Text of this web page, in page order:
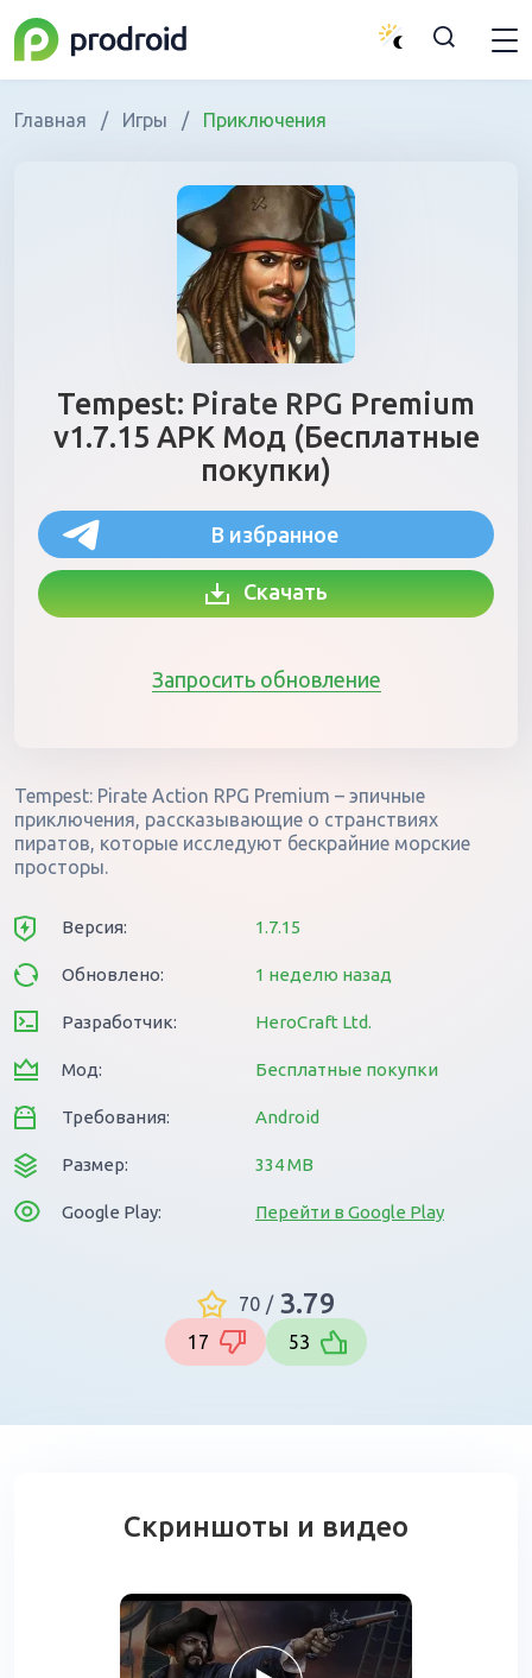
Главная / Игры / Приключения
Tempest: Pirate RPG Premium
v1.7.15 APK Мод (Бесплатные
покупки)
В избранное
Скачать
Запросить обновление
Tempest: Pirate Action RPG Premium – эпичные
приключения, рассказывающие о странствиях
пиратов, которые исследуют бескрайние морские
просторы.
Версия: 1.7.15
Обновлено: 1 неделю назад
Разработчик: HeroCraft Ltd.
Мод: Бесплатные покупки
Требования: Android
Размер: 334 MB
Google Play: Перейти в Google Play
70 / 3.79
17 53
Скриншоты и видео